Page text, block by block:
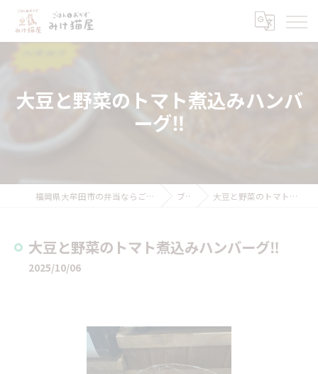
大豆と野菜のトマト煮込みハンバ
ーグ‼️
福岡県大牟田市の弁当ならごはんとおかず みけ猫屋 ブログ 大豆と野菜のトマト煮込みハンバーグ‼️
大豆と野菜のトマト煮込みハンバーグ‼️
2025/10/06